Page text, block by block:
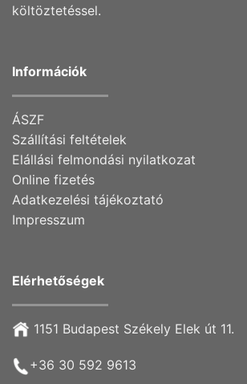
költöztetéssel.
Információk
ÁSZF
Szállítási feltételek
Elállási felmondási nyilatkozat
Online fizetés
Adatkezelési tájékoztató
Impresszum
Elérhetőségek
1151 Budapest Székely Elek út 11.
+36 30 592 9613